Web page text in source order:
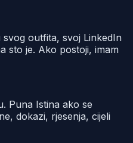
outfita, svoj LinkedIn
sto je. Ako postoji, imam
Puna Istina ako se
dokazi, rjesenja, cijeli